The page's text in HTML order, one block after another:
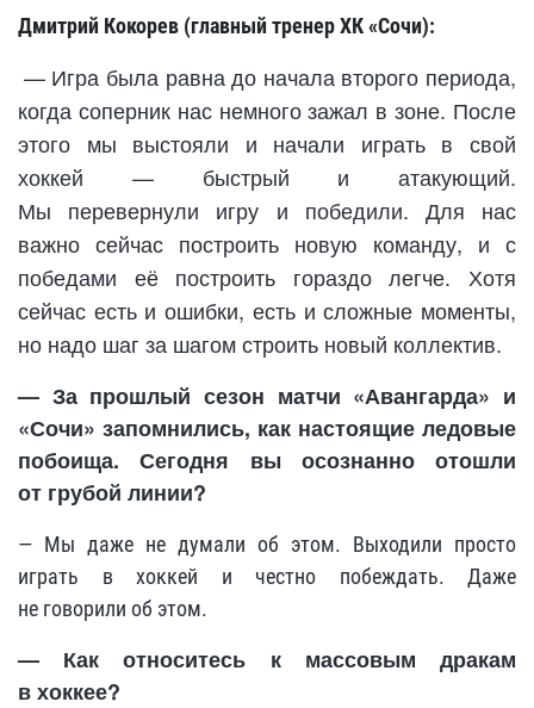
Дмитрий Кокорев (главный тренер ХК «Сочи):
— Игра была равна до начала второго периода,
когда соперник нас немного зажал в зоне. После
этого мы выстояли и начали играть в свой
хоккей — быстрый и атакующий.
Мы перевернули игру и победили. Для нас
важно сейчас построить новую команду, и с
победами её построить гораздо легче. Хотя
сейчас есть и ошибки, есть и сложные моменты,
но надо шаг за шагом строить новый коллектив.
— За прошлый сезон матчи «Авангарда» и
«Сочи» запомнились, как настоящие ледовые
побоища. Сегодня вы осознанно отошли
от грубой линии?
— Мы даже не думали об этом. Выходили просто
играть в хоккей и честно побеждать. Даже
не говорили об этом.
— Как относитесь к массовым дракам
в хоккее?